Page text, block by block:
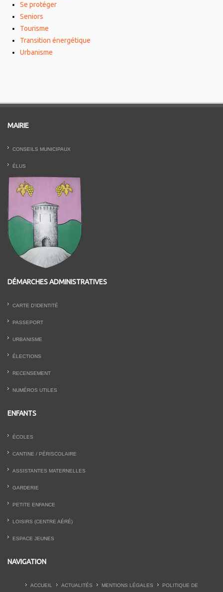
Se protéger
Seniors
Tourisme
Transition énergétique
Urbanisme
MAIRIE
CONSEILS MUNICIPAUX
ÉLUS
DÉMARCHES ADMINISTRATIVES
CARTE D’IDENTITÉ
PASSEPORT
URBANISME
ÉLECTIONS
RECENSEMENT
NUMÉROS UTILES
ENFANTS
ÉCOLES
CANTINE / PÉRISCOLAIRE
ASSISTANTES MATERNELLES
GARDERIE
PETITE ENFANCE
LOISIRS (CENTRE AÉRÉ)
ESPACE JEUNES
NAVIGATION
ACCUEIL ACTUALITÉS MENTIONS LÉGALES POLITIQUE DE